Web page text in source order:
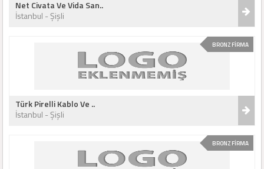
Net Civata Ve Vida San..
İstanbul - Şişli
BRONZ FİRMA
Türk Pirelli Kablo Ve ..
İstanbul - Şişli
BRONZ FİRMA